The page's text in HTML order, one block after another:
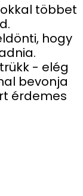
többet
hogy
- elég
bevonja
érdemes